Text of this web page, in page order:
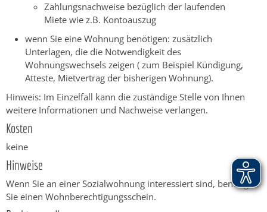
Zahlungsnachweise bezüglich der laufenden
Miete wie z.B. Kontoauszug
wenn Sie eine Wohnung benötigen: zusätzlich
Unterlagen, die die Notwendigkeit des
Wohnungswechsels zeigen ( zum Beispiel Kündigung,
Atteste, Mietvertrag der bisherigen Wohnung).
Hinweis: Im Einzelfall kann die zuständige Stelle von Ihnen
weitere Informationen und Nachweise verlangen.
Kosten
keine
Hinweise
Wenn Sie an einer Sozialwohnung interessiert sind, benötigen
Sie einen Wohnberechtigungsschein.